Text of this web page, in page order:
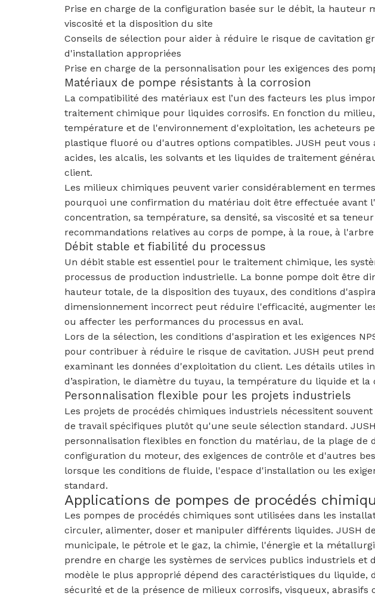
Prise en charge de la configuration basée sur le débit, la hauteur
viscosité et la disposition du site
Conseils de sélection pour aider à réduire le risque de cavitation
d'installation appropriées
Prise en charge de la personnalisation pour les exigences des
Matériaux de pompe résistants à la corrosion
La compatibilité des matériaux est l’un des facteurs les plus
traitement chimique pour liquides corrosifs. En fonction du
température et de l'environnement d'exploitation, les acheteurs
plastique fluoré ou d'autres options compatibles. JUSH peut
acides, les alcalis, les solvants et les liquides de traitement
client.
Les milieux chimiques peuvent varier considérablement en
pourquoi une confirmation du matériau doit être effectuée avant
concentration, sa température, sa densité, sa viscosité et sa
recommandations relatives au corps de pompe, à la roue, à
Débit stable et fiabilité du processus
Un débit stable est essentiel pour le traitement chimique, les
processus de production industrielle. La bonne pompe doit être
hauteur totale, de la disposition des tuyaux, des conditions
dimensionnement incorrect peut réduire l'efficacité, augmenter
ou affecter les performances du processus en aval.
Lors de la sélection, les conditions d'aspiration et les exigences
pour contribuer à réduire le risque de cavitation. JUSH peut
examinant les données d'exploitation du client. Les détails utiles
d’aspiration, le diamètre du tuyau, la température du liquide et la
Personnalisation flexible pour les projets industriels
Les projets de procédés chimiques industriels nécessitent
de travail spécifiques plutôt qu'une seule sélection standard.
personnalisation flexibles en fonction du matériau, de la plage de
configuration du moteur, des exigences de contrôle et d'autres
lorsque les conditions de fluide, l'espace d'installation ou les
standard.
Applications de pompes de procédés
Les pompes de procédés chimiques sont utilisées dans les
circuler, alimenter, doser et manipuler différents liquides. JUSH
municipale, le pétrole et le gaz, la chimie, l'énergie et la
prendre en charge les systèmes de services publics industriels et
modèle le plus approprié dépend des caractéristiques du liquide,
sécurité et de la présence de milieux corrosifs, visqueux, abrasifs